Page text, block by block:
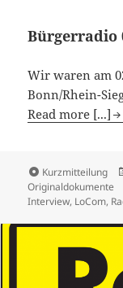
Bürgerradio
Wir waren am
Bonn/Rhein-
Read more [...]
Format
Kurzmitteilung
Originaldokumente
Interview, LoCom,